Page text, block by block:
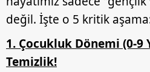
Sizlere daha iyi bir hizmet
Sitemizde kendimize ve üçüncü
kullanılmaktadır. Bu çerezler
verileriniz işlenmekte olup
toplumu hizmetlerinin sunulması
değil. İşte o 5 kritik
1. Çocukluk Dönemi (0-9
Temizlik!